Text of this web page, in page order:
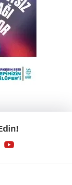
Ülkeyi taş
yuvarlandılar; 3
işgallerine